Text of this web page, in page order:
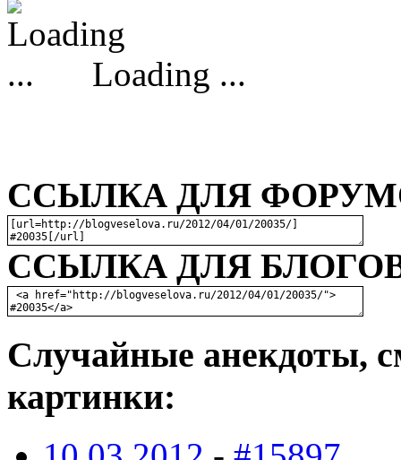
Loading ...
ССЫЛКА ДЛЯ
ССЫЛКА ДЛЯ БЛОГОВ
Случайные анекдоты,
картинки: